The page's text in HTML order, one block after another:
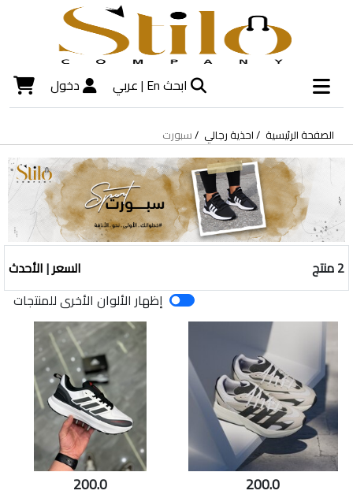
ابحثEn | عربي دخول
الصفحة الرئيسية احذية رجالي سبورت
2 منتج السعر|الأحدث
إظهار الألوان الأخرى للمنتجات
200.0
200.0